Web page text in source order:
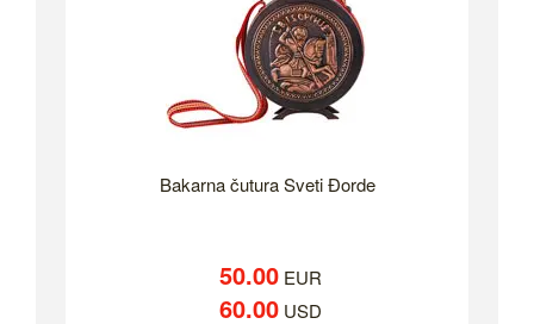
Bakarna čutura Sveti Đorde
50.00EUR
60.00USD